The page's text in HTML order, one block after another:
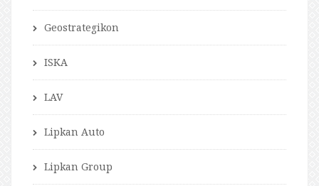
Geostrategikon
ISKA
LAV
Lipkan Auto
Lipkan Group